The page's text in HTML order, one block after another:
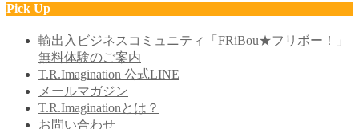
Pick Up
輸出入ビジネスコミュニティ「FRiBou★フリボー！」
無料体験のご案内
T.R.Imagination 公式LINE
メールマガジン
T.R.Imaginationとは？
お問い合わせ